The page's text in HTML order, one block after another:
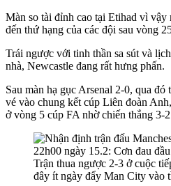
Màn so tài đỉnh cao tại Etihad vì vậy
đến thứ hạng của các đội sau vòng
Trái ngược với tinh thần sa sút và
nhà, Newcastle đang rất hưng phấn.
Sau màn hạ gục Arsenal 2-0, qua
vé vào chung kết cúp Liên đoàn
ở vòng 5 cúp FA nhờ chiến thắng 3-
Trận thua ngược 2-3 ở cuộc
đây ít ngày đẩy Man City vào